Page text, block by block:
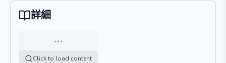
詳細
…
Click to load content